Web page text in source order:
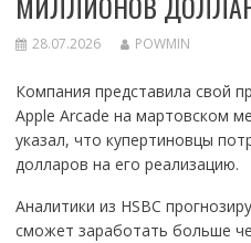
28.07.2026 POWMIN
Компания представила свой
Apple Arcade на мартовском
указал, что купертиновцы
долларов на его реализацию.
Аналитики из HSBC
сможет заработать больше